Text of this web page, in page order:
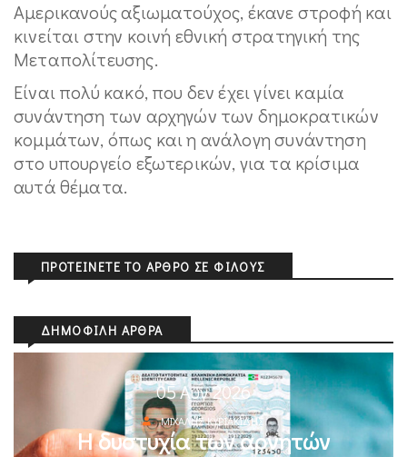
Αμερικανούς αξιωματούχος, έκανε στροφή και
κινείται στην κοινή εθνική στρατηγική της
Μεταπολίτευσης.
Είναι πολύ κακό, που δεν έχει γίνει καμία
συνάντηση των αρχηγών των δημοκρατικών
κομμάτων, όπως και η ανάλογη συνάντηση
στο υπουργείο εξωτερικών, για τα κρίσιμα
αυτά θέματα.
ΠΡΟΤΕΊΝΕΤΕ ΤΟ ΆΡΘΡΟ ΣΕ ΦΊΛΟΥΣ
ΔΗΜΟΦΙΛΉ ΆΡΘΡΑ
05 Αυγ 2026
ΜΙΧΆΛΗΣ ΚΥΡΙΑΚΊΔΗΣ
Η δυστυχία των αρνητών